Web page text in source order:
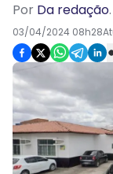
Por Da redação.
03/04/2024 08h28